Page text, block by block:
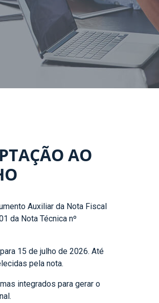
AO
Auxiliar da Nota Fiscal
da Nota Técnica nº
15 de julho de 2026. Até
pela nota.
integrados para gerar o